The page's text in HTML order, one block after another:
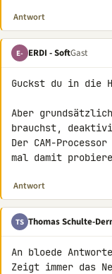
Antwort
E- ERDI - SoftGast
Guckst du in die
Aber
brauchst,
Der CAM-
mal damit
Antwort
TS Thomas Schulte-
An bloede
Zeigt immer das